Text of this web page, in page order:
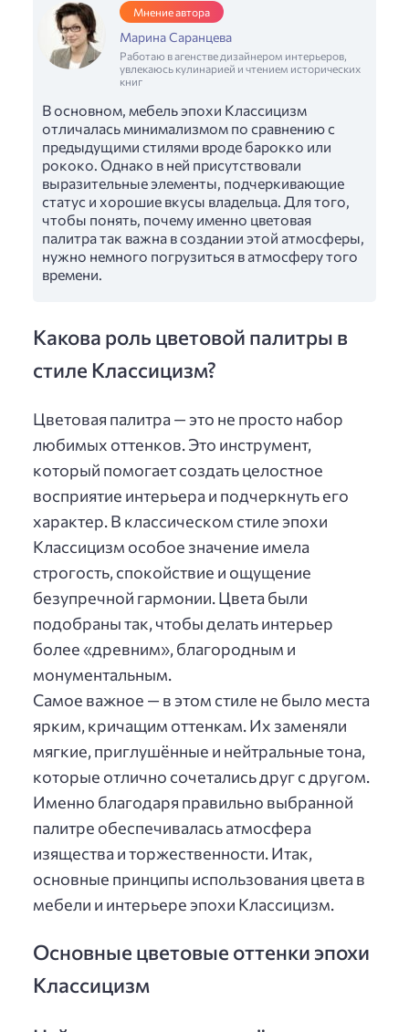
Мнение автора
Марина Саранцева
Работаю в агенстве дизайнером интерьеров,
увлекаюсь кулинарией и чтением исторических
книг
В основном, мебель эпохи Классицизм
отличалась минимализмом по сравнению с
предыдущими стилями вроде барокко или
рококо. Однако в ней присутствовали
выразительные элементы, подчеркивающие
статус и хорошие вкусы владельца. Для того,
чтобы понять, почему именно цветовая
палитра так важна в создании этой атмосферы,
нужно немного погрузиться в атмосферу того
времени.
Какова роль цветовой палитры в
стиле Классицизм?
Цветовая палитра — это не просто набор
любимых оттенков. Это инструмент,
который помогает создать целостное
восприятие интерьера и подчеркнуть его
характер. В классическом стиле эпохи
Классицизм особое значение имела
строгость, спокойствие и ощущение
безупречной гармонии. Цвета были
подобраны так, чтобы делать интерьер
более «древним», благородным и
монументальным.
Самое важное — в этом стиле не было места
ярким, кричащим оттенкам. Их заменяли
мягкие, приглушённые и нейтральные тона,
которые отлично сочетались друг с другом.
Именно благодаря правильно выбранной
палитре обеспечивалась атмосфера
изящества и торжественности. Итак,
основные принципы использования цвета в
мебели и интерьере эпохи Классицизм.
Основные цветовые оттенки эпохи
Классицизм